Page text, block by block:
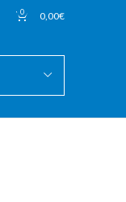
0 0,00€